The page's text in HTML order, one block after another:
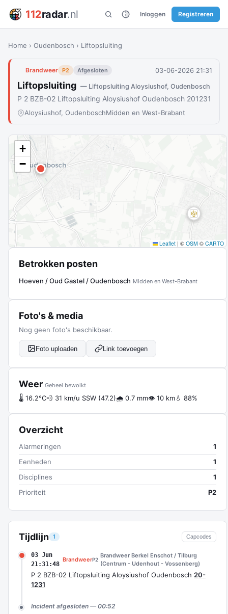
112radar.nl Inloggen Registreren
Home › Oudenbosch › Liftopsluiting
Brandweer P2 Afgesloten 03-06-2026 21:31
Liftopsluiting — Liftopsluiting Aloysiushof, Oudenbosch
P 2 BZB-02 Liftopsluiting Aloysiushof Oudenbosch 201231
Aloysiushof, OudenboschMidden en West-Brabant
Tijdlijn 1 Capcodes
03 Jun
21:31:48
BrandweerP2
Brandweer Berkel Enschot / Tilburg
(Centrum - Udenhout - Vossenberg)
P 2 BZB-02 Liftopsluiting Aloysiushof Oudenbosch 20-
1231
Incident afgesloten — 00:52
+
−
Leaflet | © OSM © CARTO
Betrokken posten
Hoeven / Oud Gastel / Oudenbosch Midden en West-Brabant
Foto's & media
Nog geen foto's beschikbaar.
Foto uploaden Link toevoegen
Weer Geheel bewolkt
🌡 16.2°C💨 31 km/u SSW (47.2)🌧 0.7 mm👁 10 km💧 88%
Overzicht
Alarmeringen
1
Eenheden
1
Disciplines
1
Prioriteit
P2